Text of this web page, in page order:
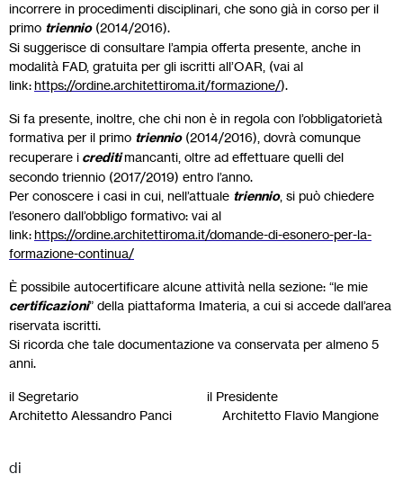
incorrere in procedimenti disciplinari, che sono già in corso per il
primo triennio(2014/2016).
Si suggerisce di consultare l’ampia offerta presente, anche in
modalità FAD, gratuita per gli iscritti all’OAR, (vai al
link:https://ordine.architettiroma.it/formazione/).
Si fa presente, inoltre, che chi non è in regola con l’obbligatorietà
formativa per il primo triennio(2014/2016), dovrà comunque
recuperare i creditimancanti, oltre ad effettuare quelli del
secondo triennio (2017/2019) entro l’anno.
Per conoscere i casi in cui, nell’attuale triennio, si può chiedere
l’esonero dall’obbligo formativo: vai al
link:https://ordine.architettiroma.it/domande-di-esonero-per-la-
formazione-continua/
È possibile autocertificare alcune attività nella sezione: “le mie
certificazioni” della piattaforma Imateria, a cui si accede dall’area
riservata iscritti.
Si ricorda che tale documentazione va conservata per almeno 5
anni.
il Segretario il Presidente
Architetto Alessandro Panci Architetto Flavio Mangione
di